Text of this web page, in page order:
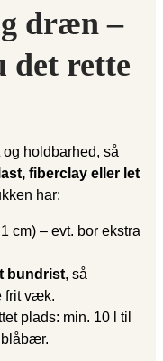
dræn –
det rette
holdbarhed, så
fiber­clay eller let
har:
cm) – evt. bor ekstra
bundrist, så
frit væk.
plads: min. 10 l til